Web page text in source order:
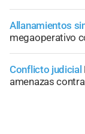
Allanamientos
megaoperativo
Conflicto judicial
amenazas